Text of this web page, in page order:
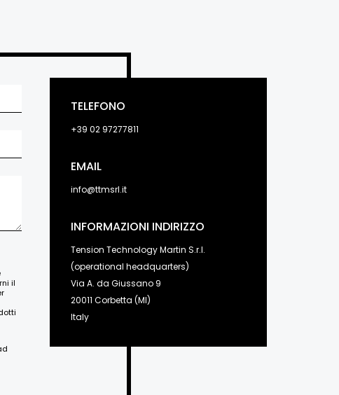
il
TELEFONO
+39 02 97277811
EMAIL
info@ttmsrl.it
INFORMAZIONI INDIRIZZO
Tension Technology Martin S.r.l.
(operational headquarters)
Via A. da Giussano 9
20011 Corbetta (MI)
Italy